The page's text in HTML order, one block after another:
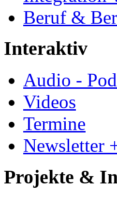
Beruf &
Interaktiv
Audio -
Videos
Termine
Newsletter
Projekte &